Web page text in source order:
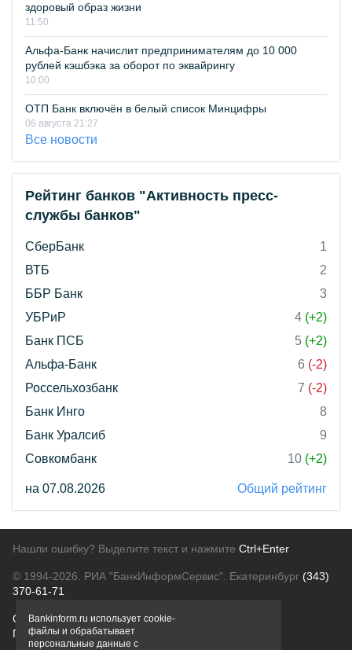
здоровый образ жизни
11:50
Альфа-Банк начислит предпринимателям до 10 000
рублей кэшбэка за оборот по эквайрингу
10:00
ОТП Банк включён в белый список Минцифры
06 августа 21:27
Все новости
Рейтинг банков "Активность пресс-
службы банков"
СберБанк
1
ВТБ
2
ББР Банк
3
УБРиР
4 (+2)
Банк ПСБ
5 (+2)
Альфа-Банк
6 (-2)
Россельхозбанк
7 (-2)
Банк Инго
8
Банк Уралсиб
9
Совкомбанк
10 (+2)
на 07.08.2026 Общий рейтинг
Нашли ошибку? Выделите текст и нажмите Ctrl+Enter
© 1994-2026. РИА "БанкИнформСервис". Екатеринбург (343)
370-61-71
О проектеПолитика конфиденциальности
Правовая информацияДля рекламодателей
Bankinform.ru использует cookie-
файлы и обрабатывает
персональные данные с